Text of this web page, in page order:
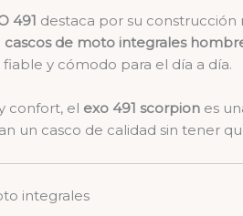
491 destaca por su construcción
cascos de moto integrales
y cómodo para el día a día.
confort, el exo 491 scorpion es
un casco de calidad sin tener
integrales